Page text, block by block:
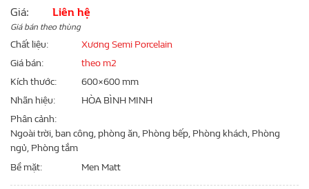
Giá: Liên hệ
Giá bán theo thùng
Chất liệu
Xương Semi Porcelain
Giá bán
theo m2
Kích thước
600×600 mm
Nhãn hiệu
HÒA BÌNH MINH
Phân cảnh
Ngoài trời, ban công, phòng ăn, Phòng bếp, Phòng khách, Phòng
ngủ, Phòng tắm
Bề mặt
Men Matt